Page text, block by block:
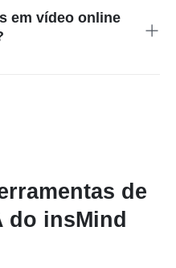
em vídeo online
de
do insMind